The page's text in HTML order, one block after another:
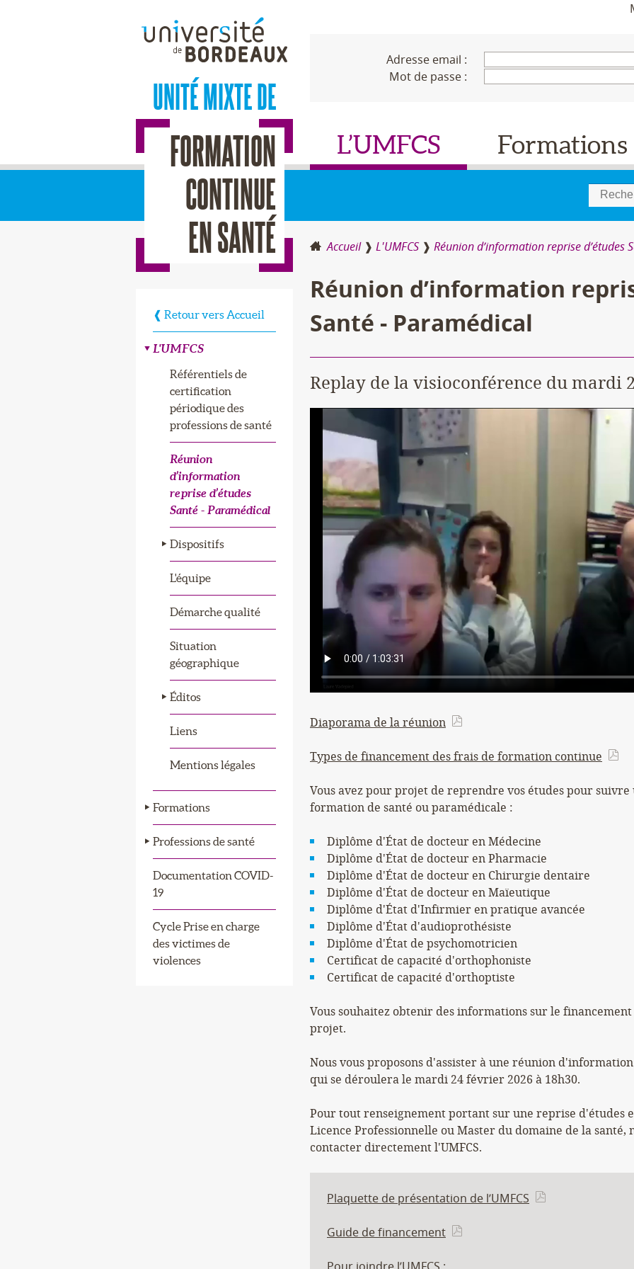
UNITÉ MIXTE DE
FORMATION
CONTINUE
EN SANTÉ
Adresse email :
Mot de passe :
L’UMFCS Formations
Accueil L'UMFCS Réunion d’information reprise d’études
Retour vers Accueil
L'UMFCS
Référentiels de
certification
périodique des
professions de santé
Réunion
d’information
reprise d’études
Santé - Paramédical
Dispositifs
L'équipe
Démarche qualité
Situation
géographique
Éditos
Liens
Mentions légales
Formations
Professions de santé
Documentation COVID-
19
Cycle Prise en charge
des victimes de
violences
Réunion d’information
Santé - Paramédical
Replay de la visioconférence du mardi
Diaporama de la réunion
Types de financement des frais de formation continue
Vous avez pour projet de reprendre vos études pour suivre
formation de santé ou paramédicale :
Diplôme d'État de docteur en Médecine
Diplôme d'État de docteur en Pharmacie
Diplôme d'État de docteur en Chirurgie dentaire
Diplôme d'État de docteur en Maïeutique
Diplôme d'État d'Infirmier en pratique avancée
Diplôme d'État d'audioprothésiste
Diplôme d'État de psychomotricien
Certificat de capacité d'orthophoniste
Certificat de capacité d'orthoptiste
Vous souhaitez obtenir des informations sur le
projet.
Nous vous proposons d'assister à une réunion
qui se déroulera le mardi 24 février 2026 à 18h30.
Pour tout renseignement portant sur une reprise d'études
Licence Professionnelle ou Master du domaine de la santé,
contacter directement l'UMFCS.
Plaquette de présentation de l’UMFCS
Guide de financement